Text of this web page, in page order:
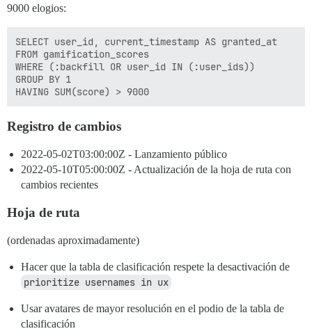
9000 elogios:
SELECT user_id, current_timestamp AS granted_at
FROM gamification_scores
WHERE (:backfill OR user_id IN (:user_ids))
GROUP BY 1
Registro de cambios
2022-05-02T03:00:00Z - Lanzamiento público
2022-05-10T05:00:00Z - Actualización de la hoja de ruta con
cambios recientes
Hoja de ruta
(ordenadas aproximadamente)
Hacer que la tabla de clasificación respete la desactivación de
prioritize usernames in ux
Usar avatares de mayor resolución en el podio de la tabla de
clasificación